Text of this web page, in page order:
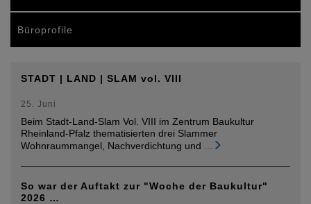
Büroprofile
STADT | LAND | SLAM vol. VIII
25. Juni
Beim Stadt-Land-Slam Vol. VIII im Zentrum Baukultur
Rheinland-Pfalz thematisierten drei Slammer
Wohnraummangel, Nachverdichtung und
So war der Auftakt zur "Woche der Baukultur"
2026 …